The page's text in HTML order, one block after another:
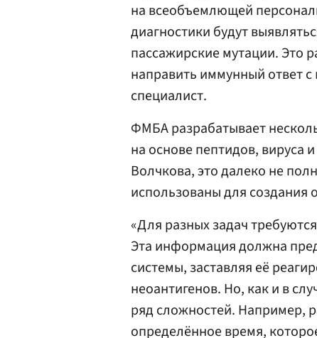
на всеобъемлющей
диагностики будут
пассажирские мутации. Это
направить иммунный ответ
специалист.
ФМБА разрабатывает
на основе пептидов,
Волчкова, это далеко не
использованы для создания
«Для разных задач
Эта информация должна
системы, заставляя её
неоантигенов. Но, как и в
ряд сложностей. Например,
определённое время,